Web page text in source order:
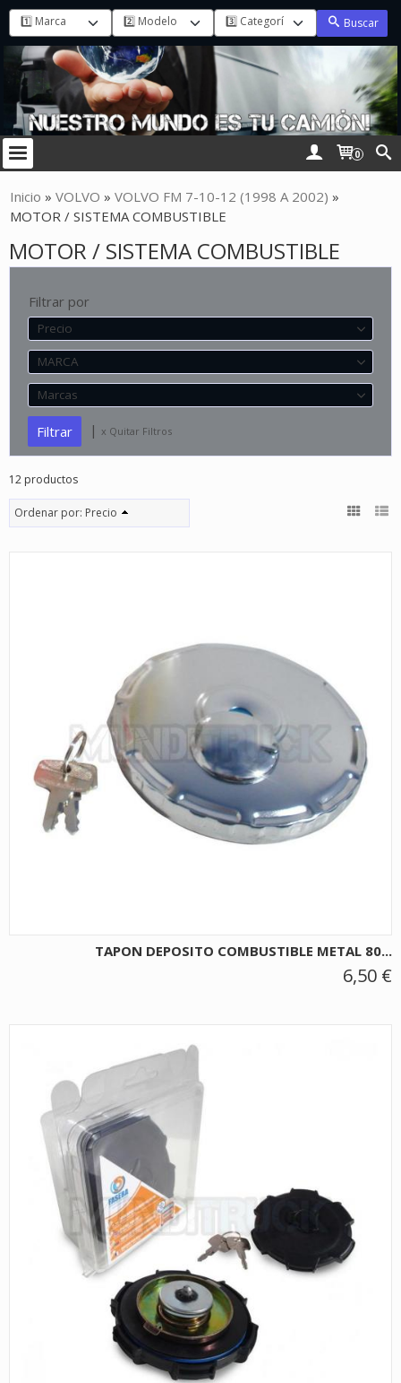
Buscar
0
Inicio » VOLVO » VOLVO FM 7-10-12 (1998 A 2002) »
MOTOR / SISTEMA COMBUSTIBLE
MOTOR / SISTEMA COMBUSTIBLE
Filtrar por
Precio
MARCA
Marcas
| x Quitar Filtros
12 productos
Ordenar por: Precio
TAPON DEPOSITO COMBUSTIBLE METAL 80...
6,50 €